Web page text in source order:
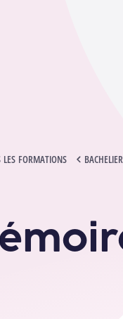
LES FORMATIONS
- PROJET / STAGE